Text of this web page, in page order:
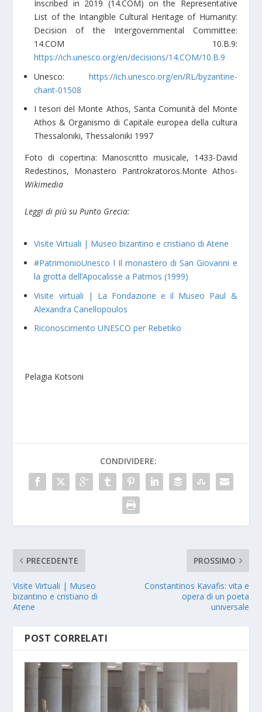
Inscribed in 2019 (14.COM) on the Representative
List of the Intangible Cultural Heritage of Humanity:
Decision of the Intergovernmental Committee:
14.COM 10.B.9:
https://ich.unesco.org/en/decisions/14.COM/10.B.9
Unesco: https://ich.unesco.org/en/RL/byzantine-
chant-01508
I tesori del Monte Athos, Santa Comunità del Monte
Athos & Organismo di Capitale europea della cultura
Thessaloniki, Thessaloniki 1997
Foto di copertina: Manoscritto musicale, 1433-David
Redestinos, Monastero Pantrokratoros.Monte Athos-
Wikimedia
Leggi di più su Punto Grecia:
Visite Virtuali | Museo bizantino e cristiano di Atene
#PatrimonioUnesco l Il monastero di San Giovanni e
la grotta dell’Apocalisse a Patmos (1999)
Visite virtuali | La Fondazione e il Museo Paul &
Alexandra Canellopoulos
Riconoscimento UNESCO per Rebetiko
Pelagia Kotsoni
CONDIVIDERE:
PRECEDENTE
Visite Virtuali | Museo
bizantino e cristiano di
Atene
PROSSIMO
Constantinos Kavafis: vita e
opera di un poeta
universale
POST CORRELATI